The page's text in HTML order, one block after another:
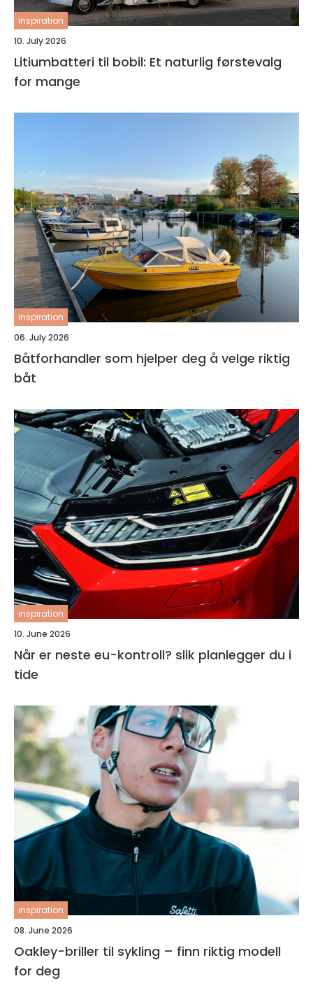
inspiration
10. July 2026
Litiumbatteri til bobil: Et naturlig førstevalg
for mange
inspiration
06. July 2026
Båtforhandler som hjelper deg å velge riktig
båt
inspiration
10. June 2026
Når er neste eu-kontroll? slik planlegger du i
tide
inspiration
08. June 2026
Oakley-briller til sykling – finn riktig modell
for deg